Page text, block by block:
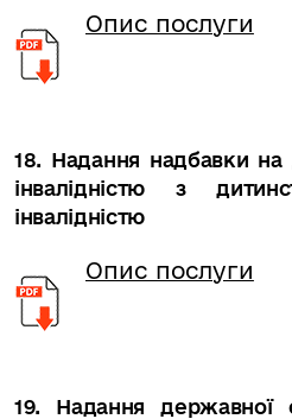
Опис послуги
18. Надання надбавки
інвалідністю з
інвалідністю
Опис послуги
19. Надання державної